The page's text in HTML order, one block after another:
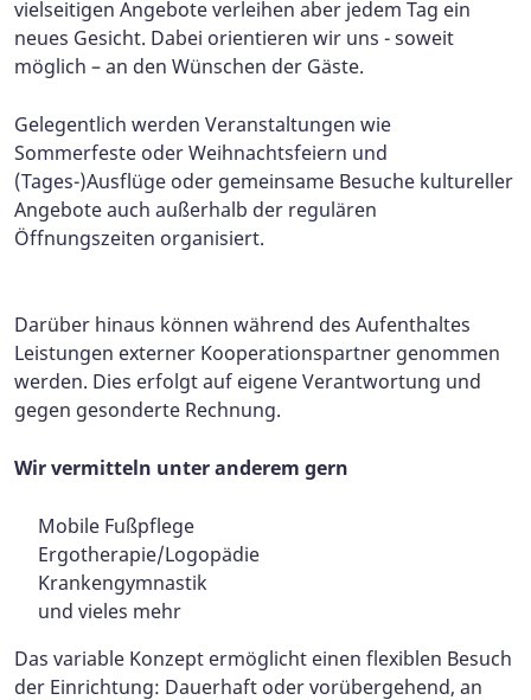
vielseitigen Angebote verleihen aber jedem Tag ein
neues Gesicht. Dabei orientieren wir uns - soweit
möglich – an den Wünschen der Gäste.
Gelegentlich werden Veranstaltungen wie
Sommerfeste oder Weihnachtsfeiern und
(Tages-)Ausflüge oder gemeinsame Besuche kultureller
Angebote auch außerhalb der regulären
Öffnungszeiten organisiert.
Darüber hinaus können während des Aufenthaltes
Leistungen externer Kooperationspartner genommen
werden. Dies erfolgt auf eigene Verantwortung und
gegen gesonderte Rechnung.
Wir vermitteln unter anderem gern
Mobile Fußpflege
Ergotherapie/Logopädie
Krankengymnastik
und vieles mehr
Das variable Konzept ermöglicht einen flexiblen Besuch
der Einrichtung: Dauerhaft oder vorübergehend, an